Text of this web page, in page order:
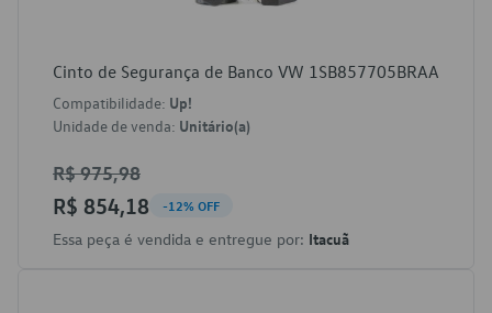
Cinto de Segurança de Banco VW 1SB857705BRAA
Compatibilidade: Up!
Unidade de venda: Unitário(a)
R$ 975,98
R$ 854,18 -12% OFF
Essa peça é vendida e entregue por: Itacuã